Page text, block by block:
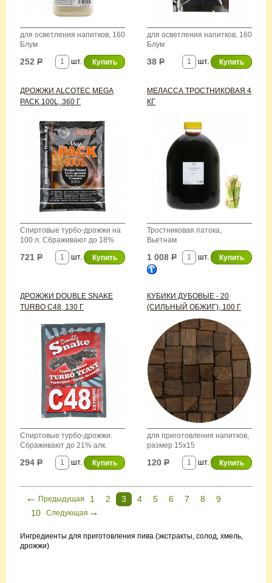
для осветления напитков, 160
Блум
шт.
252 Р
для осветления напитков, 160
Блум
шт.
38 Р
ДРОЖЖИ ALCOTEC MEGA
PACK 100L, 360 Г
Спиртовые турбо-дрожжи на
100 л. Сбраживают до 18%
алк за 4-6 дней
шт.
721 Р
МЕЛАССА ТРОСТНИКОВАЯ 4
КГ
Тростниковая патока,
Вьетнам
шт.
1 008 Р
ДРОЖЖИ DOUBLE SNAKE
TURBO С48, 130 Г
Спиртовые турбо-дрожжи.
Сбраживают до 21% алк.
шт.
294 Р
КУБИКИ ДУБОВЫЕ - 20
(СИЛЬНЫЙ ОБЖИГ), 100 Г
для приготовления напитков,
размер 15х15
шт.
120 Р
← Предыдущая 1 2 3 4 5 6 7 8
9
10
Следующая →
Ингредиенты для приготовления пива (экстракты, солод, хмель,
дрожжи)